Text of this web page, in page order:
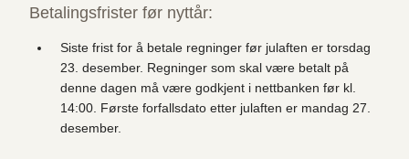
Betalingsfrister før nyttår:
Siste frist for å betale regninger før julaften er torsdag
23. desember. Regninger som skal være betalt på
denne dagen må være godkjent i nettbanken før kl.
14:00. Første forfallsdato etter julaften er mandag 27.
desember.